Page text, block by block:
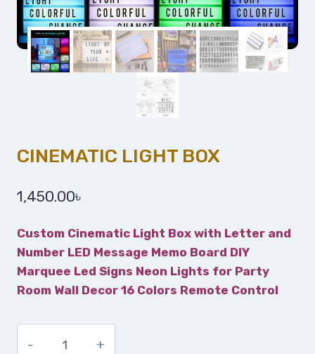
CINEMATIC LIGHT BOX
1,450.00৳
Custom Cinematic Light Box with Letter and
Number LED Message Memo Board DIY
Marquee Led Signs Neon Lights for Party
Room Wall Decor 16 Colors Remote Control